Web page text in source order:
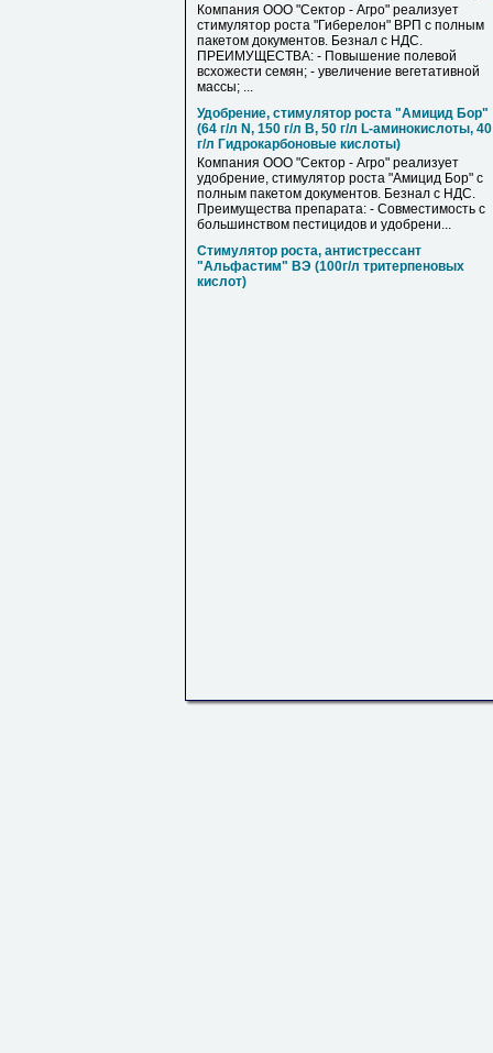
Компания ООО "Сектор - Агро" реализует
стимулятор роста "Гиберелон" ВРП с полным
пакетом документов. Безнал с НДС.
ПРЕИМУЩЕСТВА: - Повышение полевой
всхожести семян; - увеличение вегетативной
массы; ...
Удобрение, стимулятор роста "Амицид Бор"
(64 г/л N, 150 г/л B, 50 г/л L-аминокислоты, 40
г/л Гидрокарбоновые кислоты)
Компания ООО "Сектор - Агро" реализует
удобрение, стимулятор роста "Амицид Бор" с
полным пакетом документов. Безнал с НДС.
Преимущества препарата: - Совместимость с
большинством пестицидов и удобрени...
Стимулятор роста, антистрессант
"Альфастим" ВЭ (100г/л тритерпеновых
кислот)